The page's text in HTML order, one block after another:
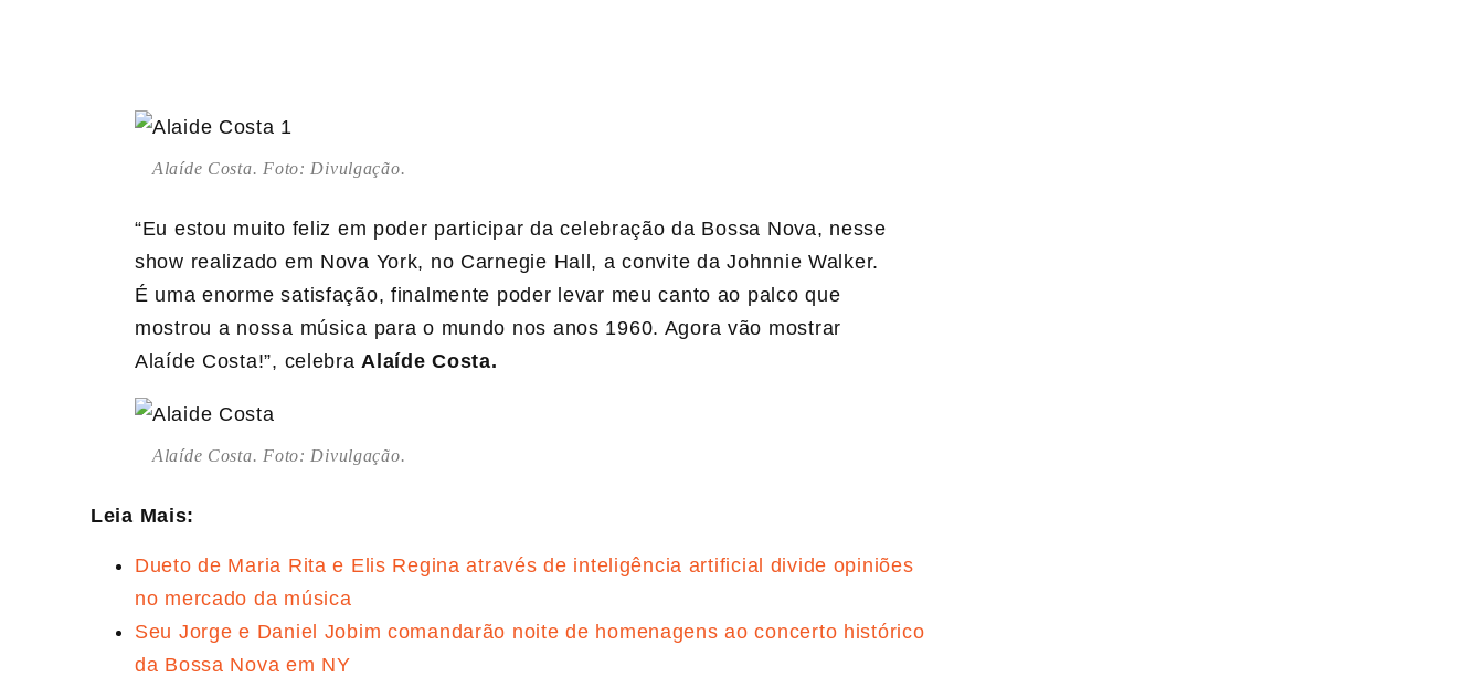
Alaíde Costa. Foto: Divulgação.
“Eu estou muito feliz em poder participar da celebração da Bossa Nova, nesse
show realizado em Nova York, no Carnegie Hall, a convite da Johnnie Walker.
É uma enorme satisfação, finalmente poder levar meu canto ao palco que
mostrou a nossa música para o mundo nos anos 1960. Agora vão mostrar
Alaíde Costa!”, celebraAlaíde Costa.
Alaíde Costa. Foto: Divulgação.
Leia Mais:
Dueto de Maria Rita e Elis Regina através de inteligência artificial divide opiniões
no mercado da música
Seu Jorge e Daniel Jobim comandarão noite de homenagens ao concerto histórico
da Bossa Nova em NY